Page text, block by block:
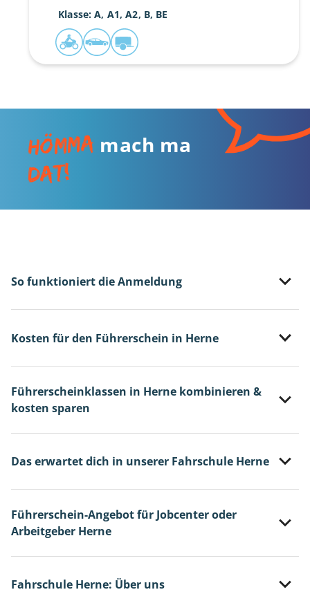
Klasse: A, A1, A2, B, BE
Hömma mach ma
dat!
So funktioniert die Anmeldung
Kosten für den Führerschein in Herne
Führerscheinklassen in Herne kombinieren &
kosten sparen
Das erwartet dich in unserer Fahrschule Herne
Führerschein-Angebot für Jobcenter oder
Arbeitgeber Herne
Fahrschule Herne: Über uns